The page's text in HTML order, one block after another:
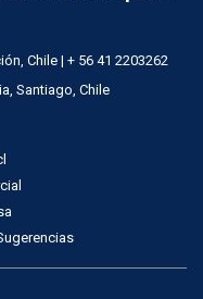
Chile | + 56 41 2203262
Santiago, Chile